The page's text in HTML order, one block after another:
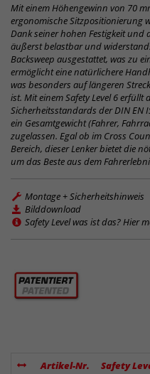
Mit einem Höhengewinn von 70
ergonomische Sitzpositionierung
Dank seiner hohen Festigkeit und
äußerst belastbar und
Backsweep ausgestattet, was zu
ermöglicht eine natürlichere
was besonders auf längeren
ist. Mit einem Safety Level 6 erfüllt
Sicherheitsstandards der DIN EN
ein Gesamtgewicht (Fahrer,
zugelassen. Egal ob im Cross
Bereich, dieser Lenker bietet die
um das Beste aus dem
Montage + Sicherheitshinweis
Bilddownload
Safety Level was ist das? Hier
Artikel-Nr. Safety